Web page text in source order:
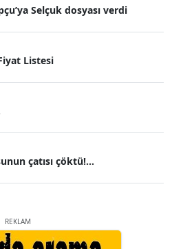
Selçuk dosyası verdi
Listesi
çatısı çöktü!...
REKLAM